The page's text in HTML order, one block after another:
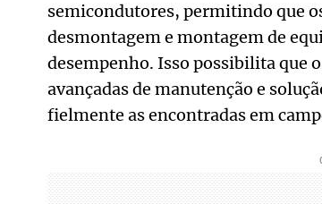
semicondutores, permitindo que
desmontagem e montagem de
desempenho. Isso possibilita que
avançadas de manutenção e
fielmente as encontradas em